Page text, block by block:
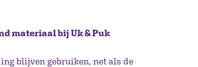
materiaal bij Uk & Puk
blijven gebruiken, net als de